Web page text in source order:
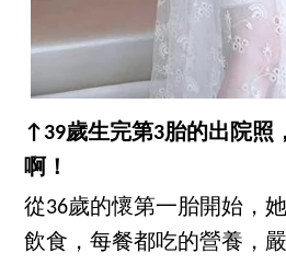
↑39歲生完第3胎的出院照
啊！
從36歲的懷第一胎開始，
飲食，每餐都吃的營養，